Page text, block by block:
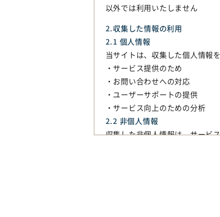
以外では利用いたしません
2.収集した情報の利用
2.1 個人情報
当サイトは、収集した個人情報
・サービス提供のため
・お問い合わせへの対応
・ユーザーサポートの提供
・サービス向上のための分析
2.2 非個人情報
収集した非個人情報は、サービ
当サイトは、以下の場合を除